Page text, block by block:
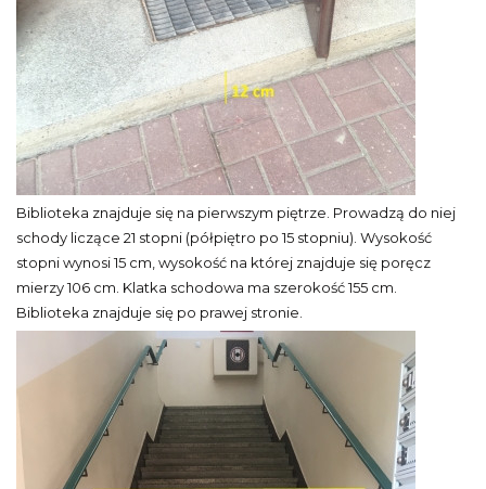
Biblioteka znajduje się na pierwszym piętrze. Prowadzą do niej
schody liczące 21 stopni (półpiętro po 15 stopniu). Wysokość
stopni wynosi 15 cm, wysokość na której znajduje się poręcz
mierzy 106 cm. Klatka schodowa ma szerokość 155 cm.
Biblioteka znajduje się po prawej stronie.